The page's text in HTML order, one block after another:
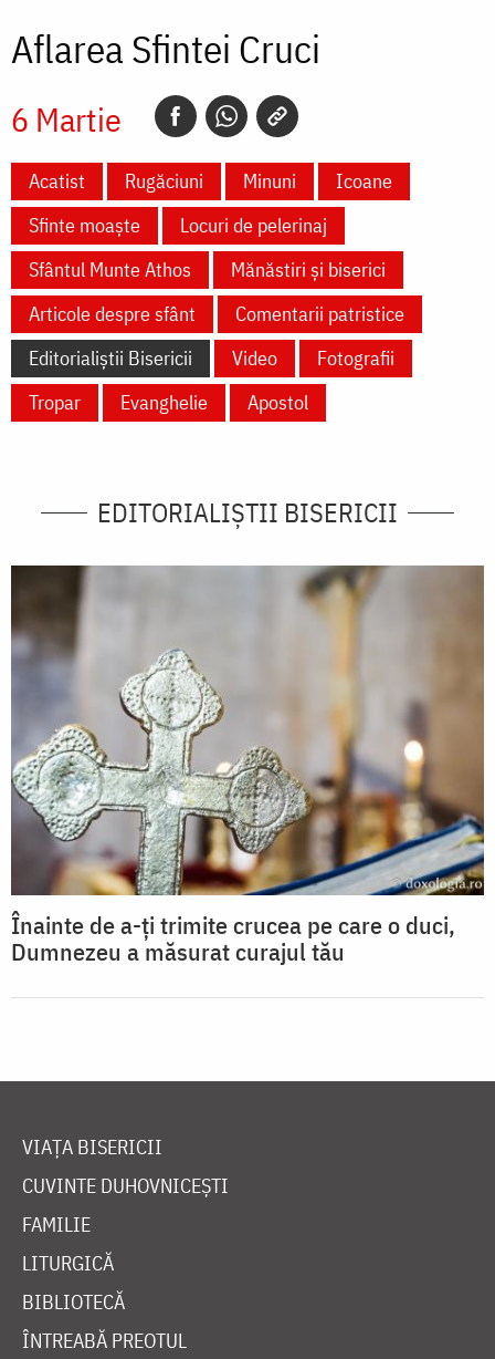
Aflarea Sfintei Cruci
6 Martie
Acatist Rugăciuni Minuni
Icoane
Sfinte moaște
Locuri de pelerinaj
Sfântul Munte Athos
Mănăstiri și biserici
Articole despre sfânt
Comentarii patristice
Editorialiștii Bisericii
Video
Fotografii
Tropar
Evanghelie Apostol
EDITORIALIȘTII BISERICII
Înainte de a-ți trimite crucea pe care o duci,
Dumnezeu a măsurat curajul tău
VIAȚA BISERICII
CUVINTE DUHOVNICEȘTI
FAMILIE
LITURGICĂ
BIBLIOTECĂ
ÎNTREABĂ PREOTUL